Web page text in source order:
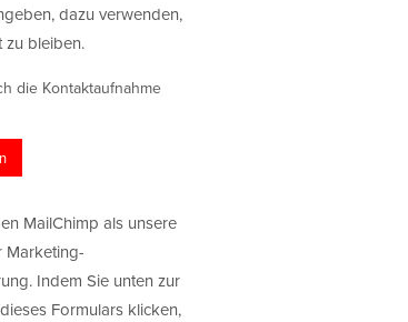
dazu verwenden,
zu bleiben.
die Kontaktaufnahme
MailChimp als unsere
Marketing-
Indem Sie unten zur
Formulars klicken,